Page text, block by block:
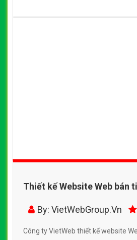
Thiết kế Website Web bán
chất - tinhdaulodavn
By: VietWebGroup.Vn
Công ty VietWeb thiết kế website